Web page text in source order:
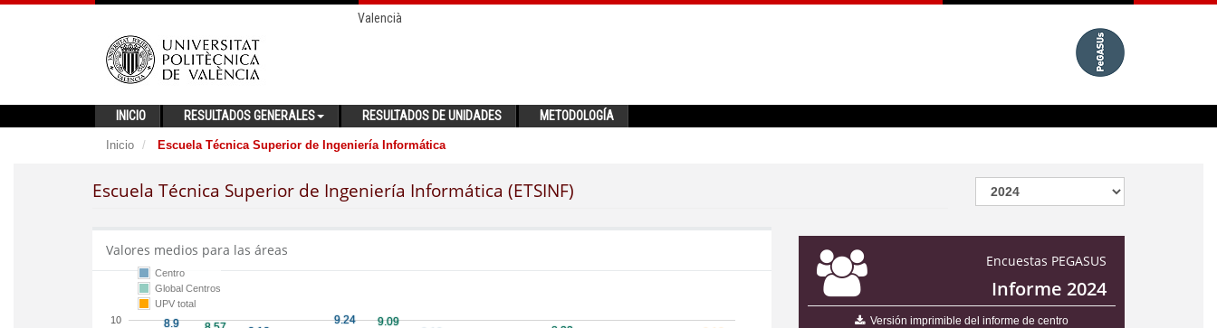
Valencià
INICIO RESULTADOS GENERALES RESULTADOS DE UNIDADES METODOLOGÍA
Inicio Escuela Técnica Superior de Ingeniería Informática
Escuela Técnica Superior de Ingeniería Informática (ETSINF)
Encuestas PEGASUS
Informe 2024
Versión imprimible del informe de centro
Valores medios para las áreas
10
Centro
Global Centros
UPV total